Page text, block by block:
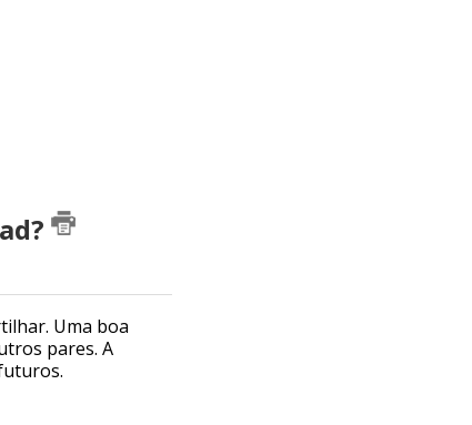
Uma boa
pares. A